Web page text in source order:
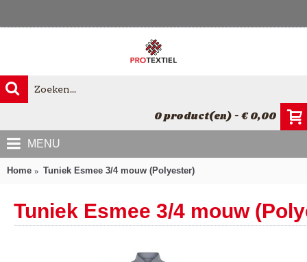
0 product(en) - € 0,00
MENU
Home Tuniek Esmee 3/4 mouw (Polyester)
Tuniek Esmee 3/4 mouw